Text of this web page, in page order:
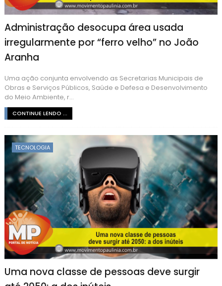
Administração desocupa área usada
irregularmente por “ferro velho” no João
Aranha
Uma ação conjunta envolvendo as Secretarias Municipais de
Obras e Serviços Públicos, Saúde e Defesa e Desenvolvimento
do Meio Ambiente, r...
CONTINUE LENDO ...
TECNOLOGIA
Uma nova classe de pessoas deve surgir